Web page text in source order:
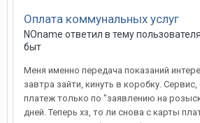
Оплата коммунальных услуг
NOname ответил в тему пользователя
быт
Меня именно передача показаний
завтра зайти, кинуть в коробку.
платеж только по "заявлению на
дней. Теперь хз, то ли снова с карты